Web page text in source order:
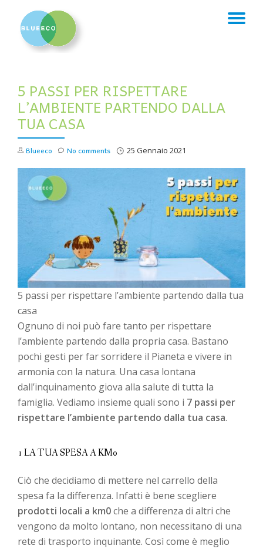
5 PASSI PER RISPETTARE
L’AMBIENTE PARTENDO DALLA
TUA CASA
Blueeco 25 Gennaio 2021
No comments
5 passi per rispettare l’ambiente partendo dalla tua
casa
Ognuno di noi può fare tanto per rispettare
l’ambiente partendo dalla propria casa. Bastano
pochi gesti per far sorridere il Pianeta e vivere in
armonia con la natura. Una casa lontana
dall’inquinamento giova alla salute di tutta la
famiglia. Vediamo insieme quali sono i 7 passi per
rispettare l’ambiente partendo dalla tua casa.
1 LA TUA SPESA A KM0
Ciò che decidiamo di mettere nel carrello della
spesa fa la differenza. Infatti è bene scegliere
prodotti locali a km0che a differenza di altri che
vengono da molto lontano, non necessitano di una
rete di trasporto inquinante. Così come è meglio